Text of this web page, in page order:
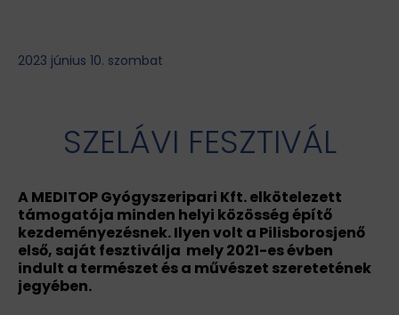
2023 június 10. szombat
SZELÁVI FESZTIVÁL
A MEDITOP Gyógyszeripari Kft. elkötelezett
támogatója minden helyi közösség építő
kezdeményezésnek. Ilyen volt a Pilisborosjenő
első, saját fesztiválja mely 2021-es évben
indult a természet és a művészet szeretetének
jegyében.